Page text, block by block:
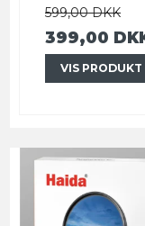
599,00 DKK
399,00
VIS PRODUKT